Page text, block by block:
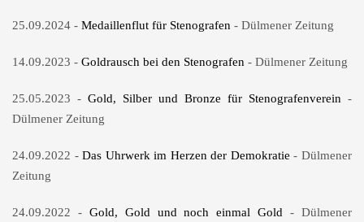
25.09.2024 - Medaillenflut für Stenografen - Dülmener Zeitung
14.09.2023 - Goldrausch bei den Stenografen - Dülmener Zeitung
25.05.2023 - Gold, Silber und Bronze für Stenografenverein -
Dülmener Zeitung
24.09.2022 -Das Uhrwerk im Herzen der Demokratie - Dülmener
Zeitung
24.09.2022 - Gold, Gold und noch einmal Gold
- Dülmener